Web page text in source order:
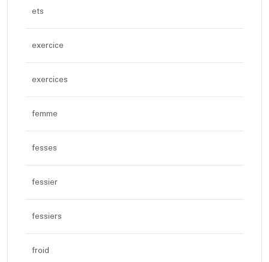
ets
exercice
exercices
femme
fesses
fessier
fessiers
froid